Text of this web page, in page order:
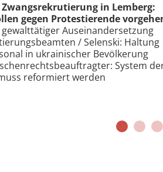
setzen im Krieg autonom
„Molnija“-Drohne mit
in der Region Saporischschja /
Jahr 2024 selbständig agierende
/ UN und katholische Kirche
autonomer Waffensysteme